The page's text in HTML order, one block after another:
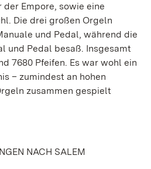
Empore, sowie eine
Die drei großen Orgeln
und Pedal, während die
und Pedal besaß. Insgesamt
7680 Pfeifen. Es war wohl ein
– zumindest an hohen
zusammen gespielt
NACH SALEM